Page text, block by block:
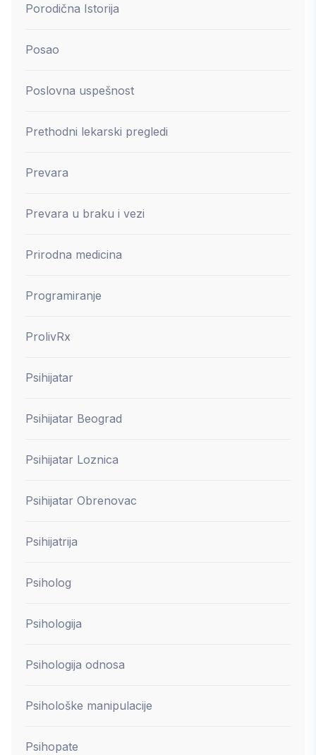
Porodična Istorija
Posao
Poslovna uspešnost
Prethodni lekarski pregledi
Prevara
Prevara u braku i vezi
Prirodna medicina
Programiranje
ProlivRx
Psihijatar
Psihijatar Beograd
Psihijatar Loznica
Psihijatar Obrenovac
Psihijatrija
Psiholog
Psihologija
Psihologija odnosa
Psihološke manipulacije
Psihopate